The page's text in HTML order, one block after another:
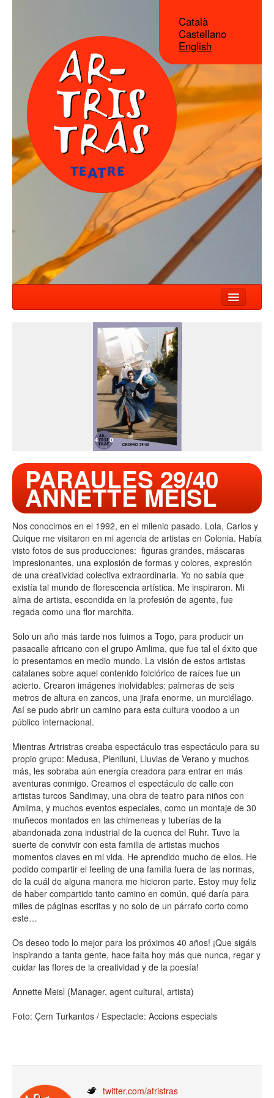
Català
Castellano
English
PARAULES 29/40
ANNETTE MEISL
Nos conocimos en el 1992, en el milenio pasado. Lola, Carlos y
Quique me visitaron en mi agencia de artistas en Colonia. Había
visto fotos de sus producciones: figuras grandes, máscaras
impresionantes, una explosión de formas y colores, expresión
de una creatividad colectiva extraordinaria. Yo no sabía que
existía tal mundo de florescencia artística. Me inspiraron. Mi
alma de artista, escondida en la profesión de agente, fue
regada como una flor marchita.
Solo un año más tarde nos fuimos a Togo, para producir un
pasacalle africano con el grupo Amlima, que fue tal el éxito que
lo presentamos en medio mundo. La visión de estos artistas
catalanes sobre aquel contenido folclórico de raíces fue un
acierto. Crearon imágenes inolvidables: palmeras de seis
metros de altura en zancos, una jirafa enorme, un murciélago.
Así se pudo abrir un camino para esta cultura voodoo a un
público internacional.
Mientras Artristras creaba espectáculo tras espectáculo para su
propio grupo: Medusa, Pleniluni, Lluvias de Verano y muchos
más, les sobraba aún energía creadora para entrar en más
aventuras conmigo. Creamos el espectáculo de calle con
artistas turcos Sandimay, una obra de teatro para niños con
Amlima, y muchos eventos especiales, como un montaje de 30
muñecos montados en las chimeneas y tuberías de la
abandonada zona industrial de la cuenca del Ruhr. Tuve la
suerte de convivir con esta familia de artistas muchos
momentos claves en mi vida. He aprendido mucho de ellos. He
podido compartir el feeling de una familia fuera de las normas,
de la cuál de alguna manera me hicieron parte. Estoy muy feliz
de haber compartido tanto camino en común, qué daría para
miles de páginas escritas y no solo de un párrafo corto como
este…
Os deseo todo lo mejor para los próximos 40 años! ¡Que sigáis
inspirando a tanta gente, hace falta hoy más que nunca, regar y
cuidar las flores de la creatividad y de la poesía!
Annette Meisl (Manager, agent cultural, artista)
Foto: Çem Turkantos / Espectacle: Accions especials
twitter.com/atristras